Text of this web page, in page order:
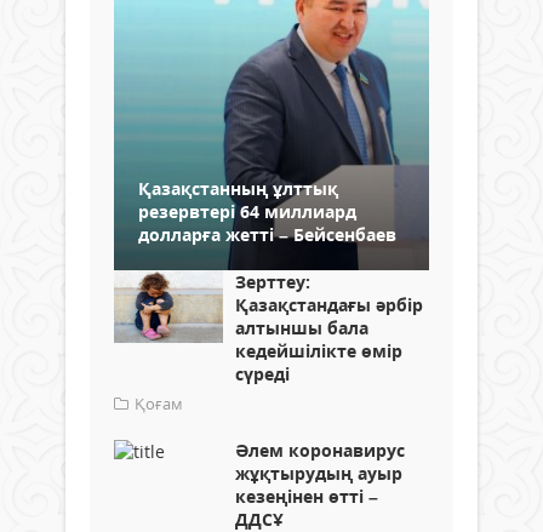
Қазақстанның ұлттық
резервтері 64 миллиард
долларға жетті – Бейсенбаев
Зерттеу:
Қазақстандағы әрбір
алтыншы бала
кедейшілікте өмір
сүреді
Қоғам
Әлем коронавирус
жұқтырудың ауыр
кезеңінен өтті –
ДДСҰ